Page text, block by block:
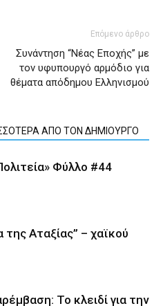
Επόμενο άρθρο
Συνάντηση “Νέας Εποχής” με
τον υφυπουργό αρμόδιο για
θέματα απόδημου Ελληνισμού
ΑΠΟ ΤΟΝ ΔΗΜΙΟΥΡΓΟ
Φύλλο #44
της Αταξίας” – χαϊκού
Το κλειδί για την